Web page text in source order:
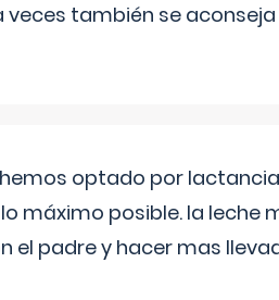
también se aconseja
optado por
máximo posible. la leche
padre y hacer mas